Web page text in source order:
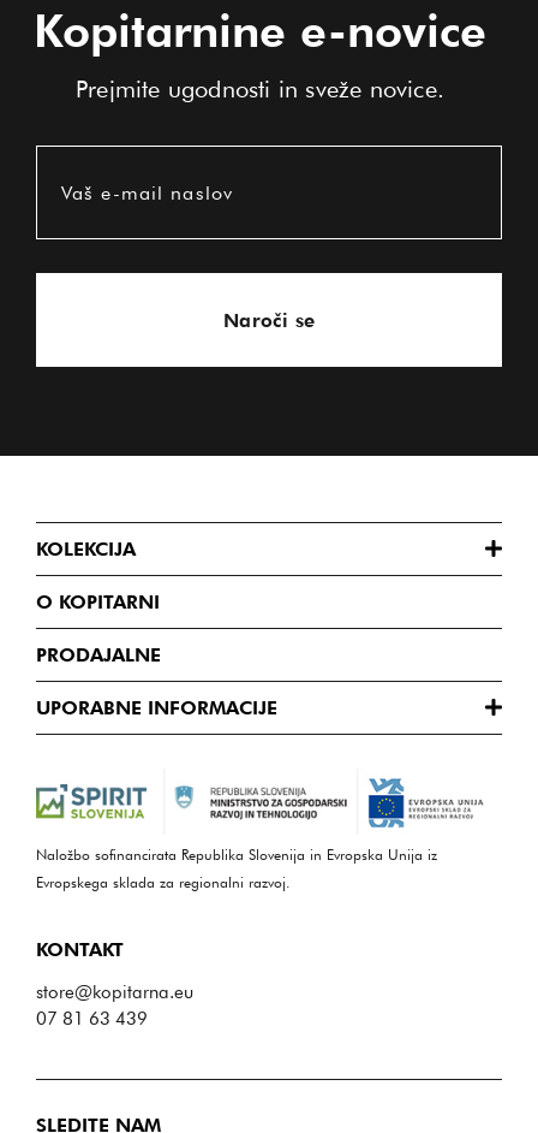
Kopitarnine e-novice
Prejmite ugodnosti in sveže novice.
Vaš e-mail naslov
Naroči se
KOLEKCIJA
O KOPITARNI
PRODAJALNE
UPORABNE INFORMACIJE
Naložbo sofinancirata Republika Slovenija in Evropska Unija iz
Evropskega sklada za regionalni razvoj.
KONTAKT
store@kopitarna.eu
07 81 63 439
SLEDITE NAM